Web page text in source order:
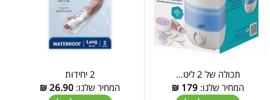
תכולה של 2 ליט...
המחיר שלנו: 179
₪
2 יחידות
המחיר שלנו: 26.90
₪